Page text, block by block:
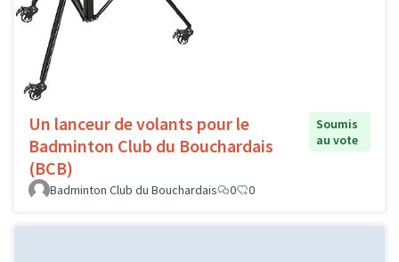
Un lanceur de volants pour le
Badminton Club du Bouchardais
(BCB)
Soumis
au vote
Badminton Club du Bouchardais 0 0